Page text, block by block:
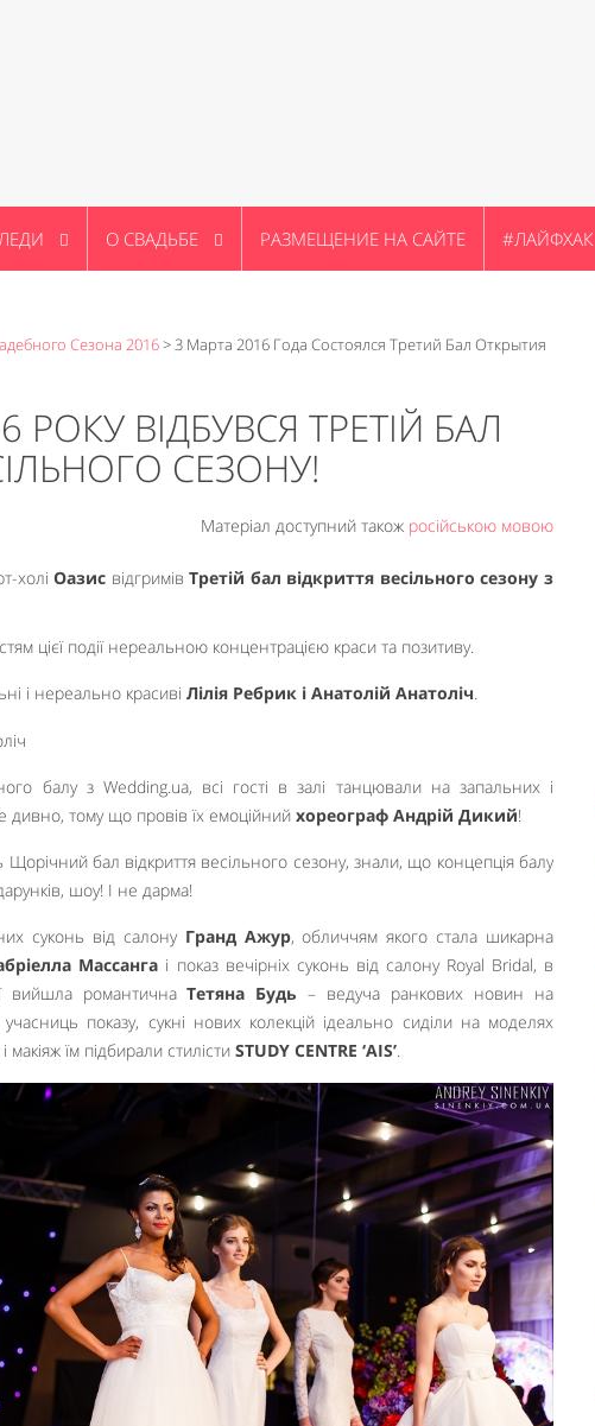
О СВАДЬБЕ РАЗМЕЩЕНИЕ НА САЙТЕ #ЛАЙФХАК
Сезона 2016>3 Марта 2016 Года Состоялся Третий Бал Открытия
РОКУ ВІДБУВСЯ ТРЕТІЙ БАЛ
СЕЗОНУ!
Матеріал доступний також російською мовою
холіОазис відгримівТретій бал відкриття весільного сезону з
цієї події нереальною концентрацією краси та позитиву.
і нереально красиві Лілія Ребрик і Анатолій Анатоліч.
балу з Wedding.ua, всі гості в залі танцювали на запальних і
дивно, тому що провів їх емоційний хореограф Андрій Дикий!
Щорічний бал відкриття весільного сезону, знали, що концепція балу
шоу! І не дарма!
суконь від салону Гранд Ажур, обличчям якого стала шикарна
Массанга і показ вечірніх суконь від салону Royal Bridal, в
вийшла романтичнаТетяна Будь – ведуча ранкових новин на
учасниць показу, сукні нових колекцій ідеально сиділи на моделях
макіяж їм підбирали стилісти STUDY CENTRE ‘AIS’.